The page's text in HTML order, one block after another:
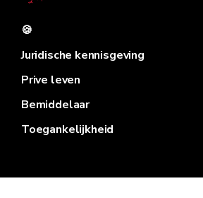
🍪
Juridische kennisgeving
Prive leven
Bemiddelaar
Toegankelijkheid